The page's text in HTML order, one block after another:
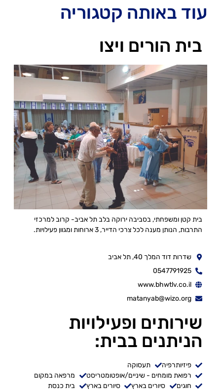
עוד באותה קטגוריה
בית הורים ויצו
בית קטן ומשפחתי, בסביבה ירוקה בלב תל אביב- קרוב למרכזי
התרבות, הנותן מענה לכל צרכי הדייר, 3 ארוחות ומגוון פעילויות.
שדרות דוד המלך 40, תל אביב
0547791925
www.bhwtlv.co.il
matanyab@wizo.org
שירותים ופעילויות
הניתנים בבית:
פיזיותרפיה
תעסוקה
רפואת מומחים - שיניים/אופטומטריסט
מרפאה במקום
חוגים
סיורים בארץ סיורים בארץ
בית כנסת